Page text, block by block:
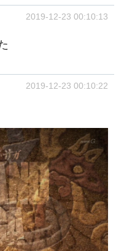
2019-12-23 00:10:13
2019-12-23 00:10:22